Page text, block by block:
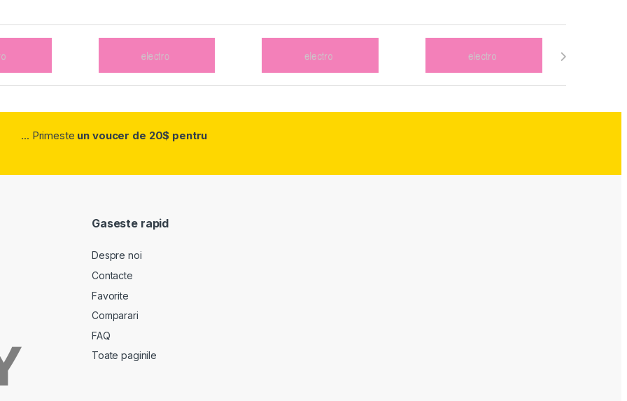
... Primeste un voucer de 20$ pentru
Gaseste rapid
Despre noi
Contacte
Favorite
Comparari
FAQ
Toate paginile